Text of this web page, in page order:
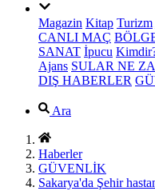
Magazin Kitap Turizm
CANLI MAÇ
SANAT İpucu
Ajans SULAR NE
DIŞ HABERLER
Ara
Haberler
GÜVENLİK
Sakarya'da Şehir